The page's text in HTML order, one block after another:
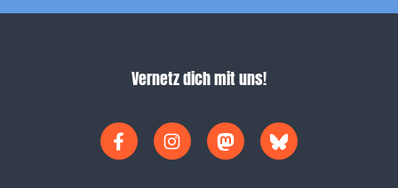
Vernetz dich mit uns!